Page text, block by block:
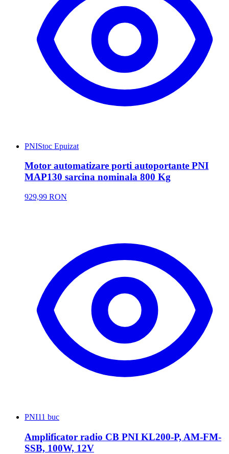
PNIStoc Epuizat
Motor automatizare porti autoportante PNI
MAP130 sarcina nominala 800 Kg
929,99 RON
PNI11 buc
Amplificator radio CB PNI KL200-P, AM-FM-
SSB, 100W, 12V